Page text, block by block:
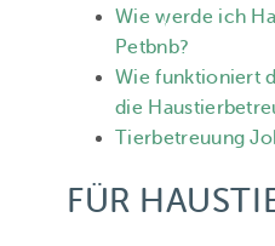
Wie werde ich
Petbnb?
Wie funktioniert
die
Tierbetreuung
FÜR